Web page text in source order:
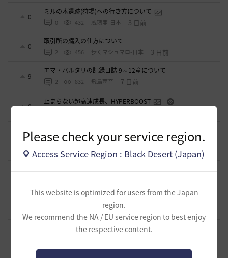
Please check your service region.
Access Service Region : Black Desert (Japan)
This website is optimized for users from the Japan
region.
We recommend the NA / EU service region to best enjoy
the respective content.
0
ミルの木遺跡(狩場)への行き方について
0 432 威璃亜-日本 3 日前
0
取引所の購入の仕方について
2 456 歩くマシュマロ-日本 3 日前
9
エマ・バルタリの記録日誌 9～12章について
2 832 飛鳥雨音 7 日前
0
止まらない超高速成長、HYPERBOOST
4
【ギルド名声】2026ハイデル宴会スクショ【どうなる？】
（2026年ギルド名声アプデリンク追記）
0 881 セルベリア 2026.07.27
1
「怪しい袋」
波に乗って流れ着いた宝の地図の場所
倉庫の 2026.07.24
週間イベントについて